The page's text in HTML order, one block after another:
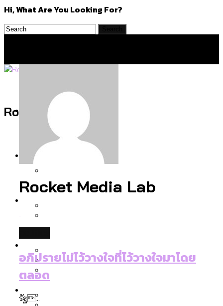
Hi, What Are You Looking For?
Rocket Media Lab
Politics
สำรวจร่างงบปี 70 ของ กทม. สำนักการ
จราจรฯ เพิ่ม 150% มีเพียง 5 เขตที่งบเพิ่ม
โดยเขตจตุจักรสูงสุด
เมื่อแยกท่องเที่ยวออกจากกีฬา กระทรวง
Environment
สำรวจเหตุไฟไหม้ในกรุงเทพฯ ส่วนใหญ่มา
ลัดวงจรมากที่สุด
สวนสาธารณะและพื้นที่สีเขียวใน กทม. เพิ่ม
โลกใบเดียว สิทธิไม่เท่ากัน: กฎหมายการ
รับรองเพศของ Transgender ทั่วโลก
ประเทศไหนทำได้บ้าง?
เมกะโปรเจ็กต์ของ กทม. ในช่วงที่มีการใช้
Rocket Media Lab
อภิปรายไม่ไว้วางใจที่ไว้วางใจมาโดย
ตลอด
รัฐ...